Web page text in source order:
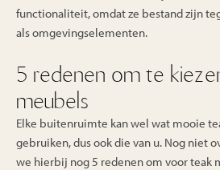
functionaliteit, omdat ze bestand zijn
als omgevingselementen.
5 redenen om te
meubels
Elke buitenruimte kan wel wat mooie
gebruiken, dus ook die van u. Nog niet
we hierbij nog 5 redenen om voor teak